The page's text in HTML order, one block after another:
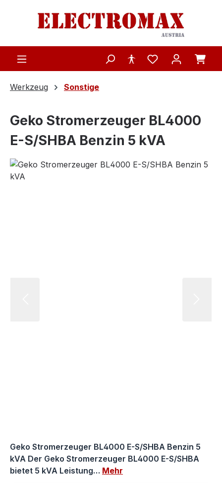
Zum Hauptinhalt springen
Werkzeug Sonstige
Geko Stromerzeuger BL4000
E-S/SHBA Benzin 5 kVA
Bildergalerie überspringen
Geko Stromerzeuger BL4000 E-S/SHBA Benzin 5
kVA Der Geko Stromerzeuger BL4000 E-S/SHBA
bietet 5 kVA Leistung… Mehr